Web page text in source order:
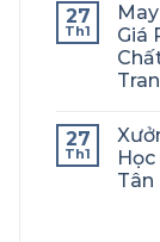
27
Th1
Giá
27
Th1
Tân